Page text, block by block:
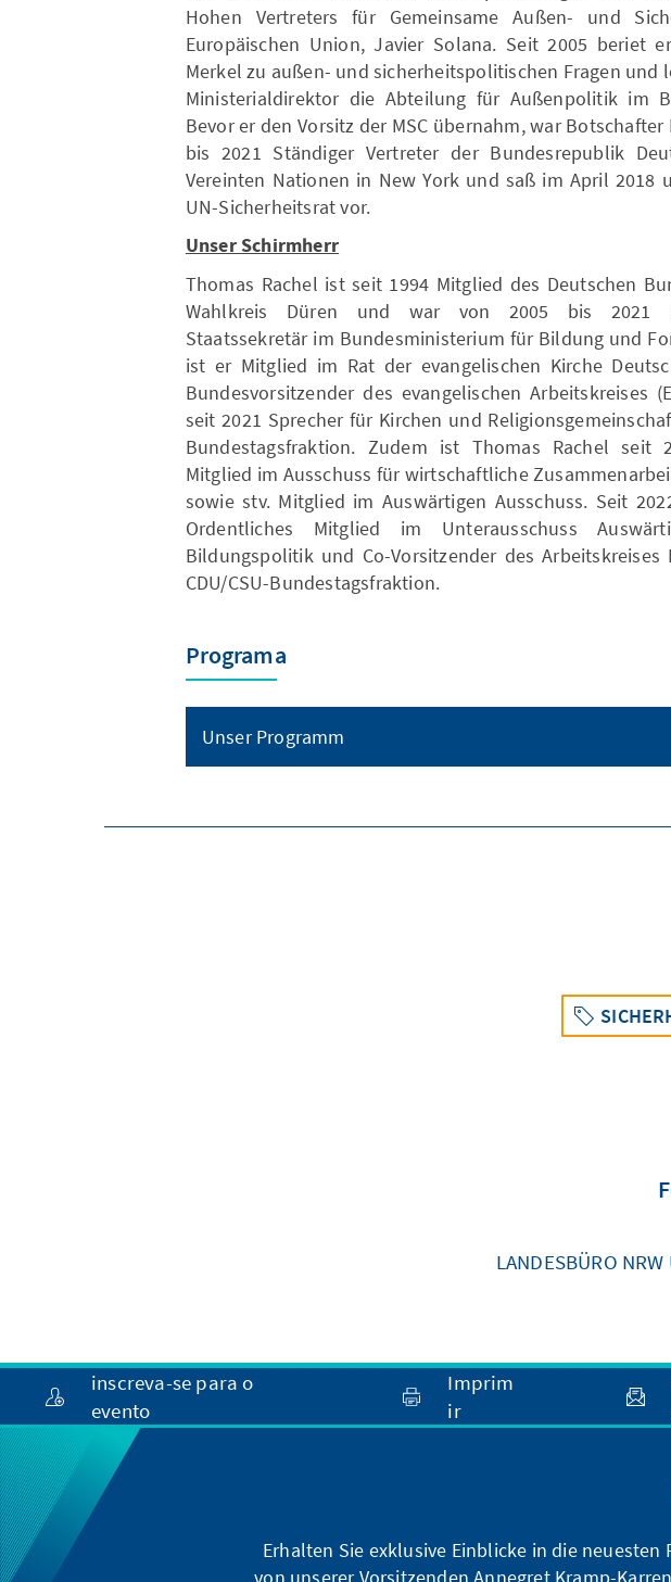
Hohen Vertreters für Gemeinsame Außen- und
Europäischen Union, Javier Solana. Seit 2005 beriet
Merkel zu außen- und sicherheitspolitischen Fragen und
Ministerialdirektor die Abteilung für Außenpolitik im
Bevor er den Vorsitz der MSC übernahm, war Botschafter
bis 2021 Ständiger Vertreter der Bundesrepublik
Vereinten Nationen in New York und saß im April 2018
UN-Sicherheitsrat vor.
Unser Schirmherr
Thomas Rachel ist seit 1994 Mitglied des Deutschen
Wahlkreis Düren und war von 2005 bis 2021
Staatssekretär im Bundesministerium für Bildung und
ist er Mitglied im Rat der evangelischen Kirche
Bundesvorsitzender des evangelischen Arbeitskreises
seit 2021 Sprecher für Kirchen und
Bundestagsfraktion. Zudem ist Thomas Rachel seit
Mitglied im Ausschuss für wirtschaftliche
sowie stv. Mitglied im Auswärtigen Ausschuss. Seit
Ordentliches Mitglied im Unterausschuss
Bildungspolitik und Co-Vorsitzender des Arbeitskreises
CDU/CSU-Bundestagsfraktion.
Programa
Unser Programm
LANDESBÜRO
inscreva-se para o
evento
Imprim
ir
Erhalten Sie exklusive Einblicke in die